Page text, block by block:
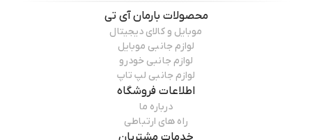
محصولات بارمان آی تی
موبایل و کالای دیجیتال
لوازم جانبی موبایل
لوازم جانبی خودرو
لوازم جانبی لپ تاپ
اطلاعات فروشگاه
درباره ما
راه های ارتباطی
خدمات مشتریان